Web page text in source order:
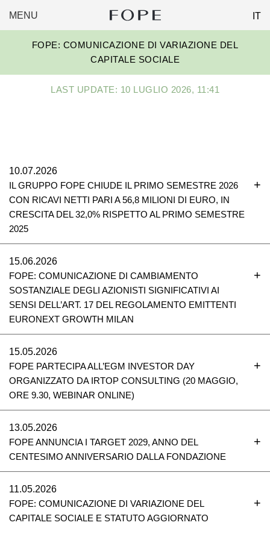
MENU
FOPE
GROUP
IT
FOPE: COMUNICAZIONE DI VARIAZIONE DEL
CAPITALE SOCIALE
LAST UPDATE: 10 LUGLIO 2026, 11:41
10.07.2026
IL GRUPPO FOPE CHIUDE IL PRIMO SEMESTRE 2026
CON RICAVI NETTI PARI A 56,8 MILIONI DI EURO, IN
CRESCITA DEL 32,0% RISPETTO AL PRIMO SEMESTRE
2025
15.06.2026
FOPE: COMUNICAZIONE DI CAMBIAMENTO
SOSTANZIALE DEGLI AZIONISTI SIGNIFICATIVI AI
SENSI DELL’ART. 17 DEL REGOLAMENTO EMITTENTI
EURONEXT GROWTH MILAN
15.05.2026
FOPE PARTECIPA ALL’EGM INVESTOR DAY
ORGANIZZATO DA IRTOP CONSULTING (20 MAGGIO,
ORE 9.30, WEBINAR ONLINE)
13.05.2026
FOPE ANNUNCIA I TARGET 2029, ANNO DEL
CENTESIMO ANNIVERSARIO DALLA FONDAZIONE
11.05.2026
FOPE: COMUNICAZIONE DI VARIAZIONE DEL
CAPITALE SOCIALE E STATUTO AGGIORNATO